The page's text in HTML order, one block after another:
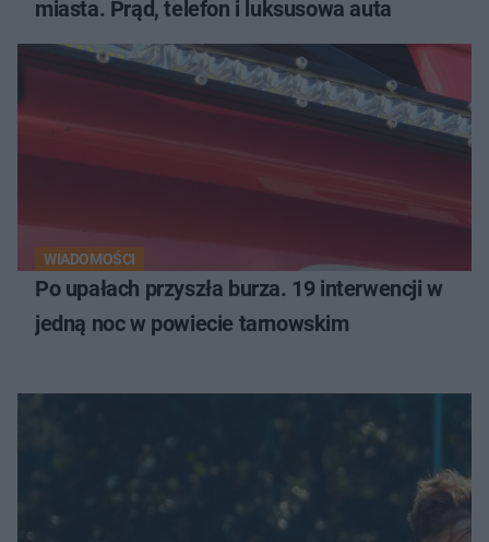
miasta. Prąd, telefon i luksusowa auta
WIADOMOŚCI
Po upałach przyszła burza. 19 interwencji w
jedną noc w powiecie tarnowskim